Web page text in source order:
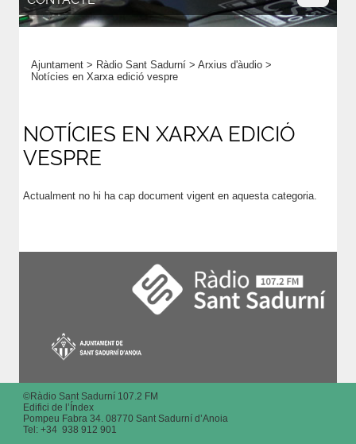
Ajuntament > Ràdio Sant Sadurní > Arxius d'àudio >
Notícies en Xarxa edició vespre
NOTÍCIES EN XARXA EDICIÓ
VESPRE
Actualment no hi ha cap document vigent en aquesta categoria.
©Ràdio Sant Sadurní 107.2 FM
Edifici de l’Índex
Pompeu Fabra 34. 08770 Sant Sadurní d’Anoia
Tel: +34 938 912 901